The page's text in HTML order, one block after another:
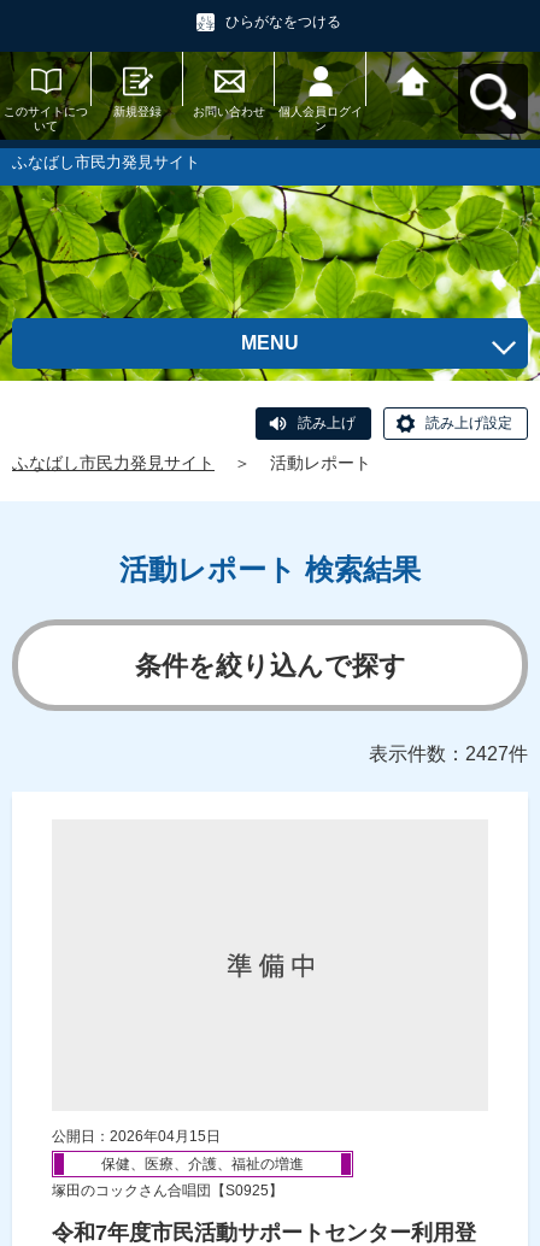
ひらがなをつける
このサイトにつ
いて
新規登録 お問い合わせ
個人会員ログイ
ン
ふなばし市民力
発見サイトへ戻
る
ふなばし市民力発見サイト
MENU
読み上げ 読み上げ設定
ふなばし市民力発見サイト ＞ 活動レポート
活動レポート 検索結果
条件を絞り込んで探す
表示件数：2427件
公開日：2026年04月15日
保健、医療、介護、福祉の増進
塚田のコックさん合唱団【S0925】
令和7年度市民活動サポートセンター利用登